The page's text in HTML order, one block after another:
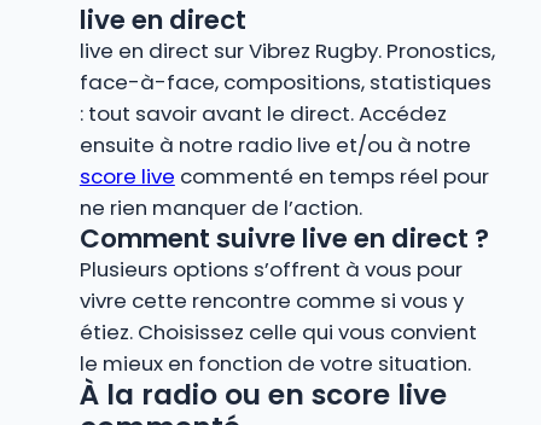
live en direct
live en direct sur Vibrez Rugby. Pronostics,
face-à-face, compositions, statistiques
: tout savoir avant le direct. Accédez
ensuite à notre radio live et/ou à notre
score live commenté en temps réel pour
ne rien manquer de l’action.
Comment suivre live en direct ?
Plusieurs options s’offrent à vous pour
vivre cette rencontre comme si vous y
étiez. Choisissez celle qui vous convient
le mieux en fonction de votre situation.
À la radio ou en score live